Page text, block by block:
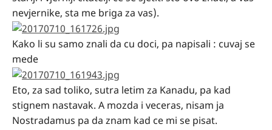
nevjernike, sta me briga za vas).
Kako li su samo znali da cu doci, pa napisali : cuvaj se
mede
Eto, za sad toliko, sutra letim za Kanadu, pa kad
stignem nastavak. A mozda i veceras, nisam ja
Nostradamus pa da znam kad ce mi se pisat.